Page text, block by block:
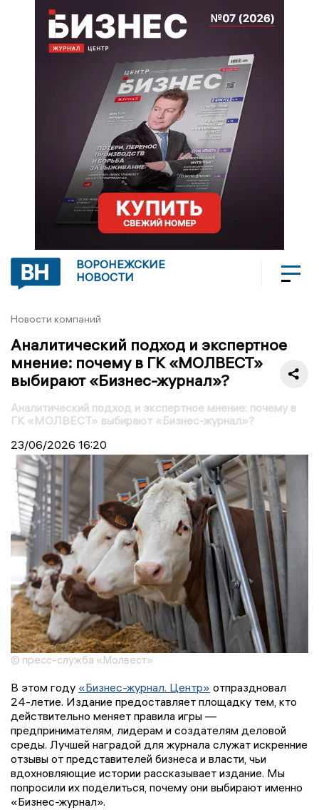
ВОРОНЕЖСКИЕ
НОВОСТИ
Новости компаний
Аналитический подход и экспертное
мнение: почему в ГК «МОЛВЕСТ»
выбирают «Бизнес-журнал»?
Аналитический подход и экспертное мнение: почему в
ГК «МОЛВЕСТ» выбирают «Бизнес-журнал»?
23/06/2026 16:20
© пресс-служба «Молвест»
В этом году «Бизнес-журнал. Центр» отпраздновал
24-летие. Издание предоставляет площадку тем, кто
действительно меняет правила игры —
предпринимателям, лидерам и создателям деловой
среды. Лучшей наградой для журнала служат искренние
отзывы от представителей бизнеса и власти, чьи
вдохновляющие истории рассказывает издание. Мы
попросили их поделиться, почему они выбирают именно
«Бизнес-журнал».